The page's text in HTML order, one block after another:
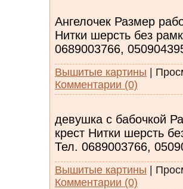
Ангелочек Размер
Нитки шерсть без
0689003766,
Вышитые картины |
Комментарии (0)
девушка с бабочкой
крест Нитки шерсть
Тел. 0689003766,
Вышитые картины |
Комментарии (0)